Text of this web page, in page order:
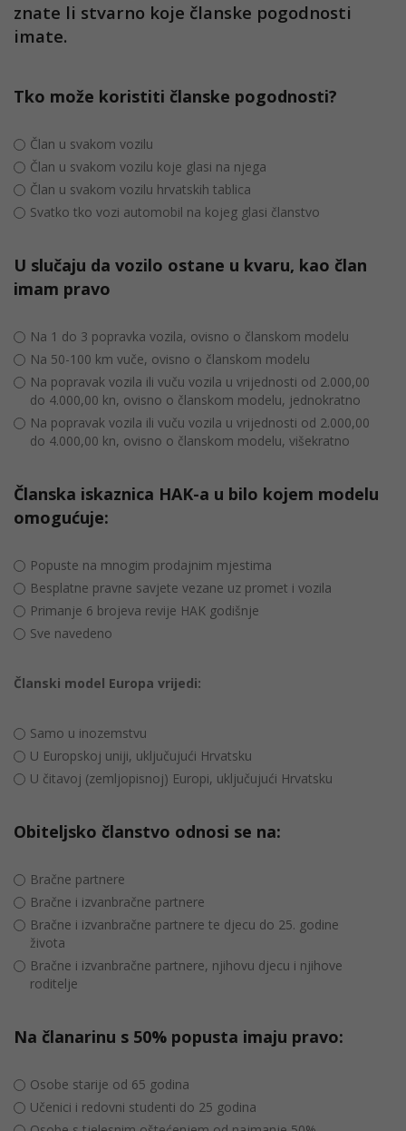
znate li stvarno koje članske pogodnosti
imate.
Tko može koristiti članske pogodnosti?
Član u svakom vozilu
Član u svakom vozilu koje glasi na njega
Član u svakom vozilu hrvatskih tablica
Svatko tko vozi automobil na kojeg glasi članstvo
U slučaju da vozilo ostane u kvaru, kao član
imam pravo
Na 1 do 3 popravka vozila, ovisno o članskom modelu
Na 50-100 km vuče, ovisno o članskom modelu
Na popravak vozila ili vuču vozila u vrijednosti od 2.000,00
do 4.000,00 kn, ovisno o članskom modelu, jednokratno
Na popravak vozila ili vuču vozila u vrijednosti od 2.000,00
do 4.000,00 kn, ovisno o članskom modelu, višekratno
Članska iskaznica HAK-a u bilo kojem modelu
omogućuje:
Popuste na mnogim prodajnim mjestima
Besplatne pravne savjete vezane uz promet i vozila
Primanje 6 brojeva revije HAK godišnje
Sve navedeno
Članski model Europa vrijedi:
Samo u inozemstvu
U Europskoj uniji, uključujući Hrvatsku
U čitavoj (zemljopisnoj) Europi, uključujući Hrvatsku
Obiteljsko članstvo odnosi se na:
Bračne partnere
Bračne i izvanbračne partnere
Bračne i izvanbračne partnere te djecu do 25. godine
života
Bračne i izvanbračne partnere, njihovu djecu i njihove
roditelje
Na članarinu s 50% popusta imaju pravo:
Osobe starije od 65 godina
Učenici i redovni studenti do 25 godina